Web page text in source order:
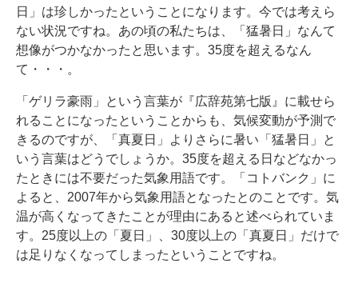
日」は珍しかったということになります。今では考えら
ない状況ですね。あの頃の私たちは、「猛暑日」なんて
想像がつかなかったと思います。35度を超えるなん
て・・・。
「ゲリラ豪雨」という言葉が『広辞苑第七版』に載せら
れることになったということからも、気候変動が予測で
きるのですが、「真夏日」よりさらに暑い「猛暑日」と
いう言葉はどうでしょうか。35度を超える日などなかっ
たときには不要だった気象用語です。「コトバンク」に
よると、2007年から気象用語となったとのことです。気
温が高くなってきたことが理由にあると述べられていま
す。25度以上の「夏日」、30度以上の「真夏日」だけで
は足りなくなってしまったということですね。